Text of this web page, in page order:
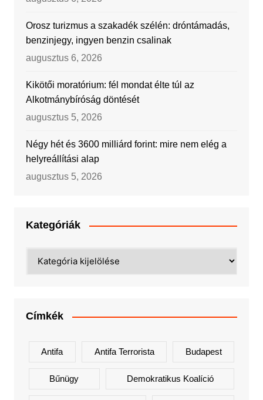
Orosz turizmus a szakadék szélén: dróntámadás,
benzinjegy, ingyen benzin csalinak
augusztus 6, 2026
Kikötői moratórium: fél mondat élte túl az
Alkotmánybíróság döntését
augusztus 5, 2026
Négy hét és 3600 milliárd forint: mire nem elég a
helyreállítási alap
augusztus 5, 2026
Kategóriák
Címkék
Antifa Antifa Terrorista Budapest
Bűnügy Demokratikus Koalíció